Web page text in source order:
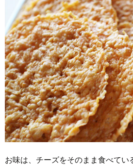
お味は、チーズをそのまま食べてい